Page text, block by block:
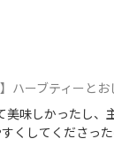
ティーとおしゃべりを楽し
美味しかったし
くしてくださっ